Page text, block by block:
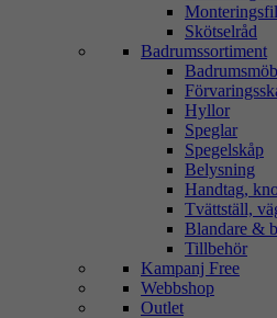
Skötselråd
Badrumssortiment
Hyllor
Speglar
Spegelskåp
Belysning
Handtag,
Tvättställ,
Blandare &
Tillbehör
Kampanj Free
Webbshop
Outlet